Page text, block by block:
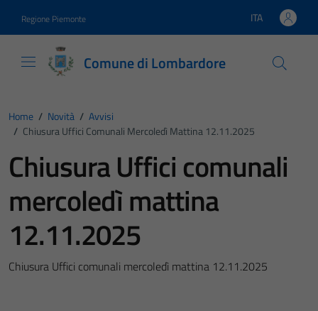
Regione Piemonte Lingua attiva:
ITA
Comune di Lombardore
Home / Novità / Avvisi
/ Chiusura Uffici Comunali Mercoledì Mattina 12.11.2025
Chiusura Uffici comunali
mercoledì mattina
12.11.2025
Chiusura Uffici comunali mercoledì mattina 12.11.2025